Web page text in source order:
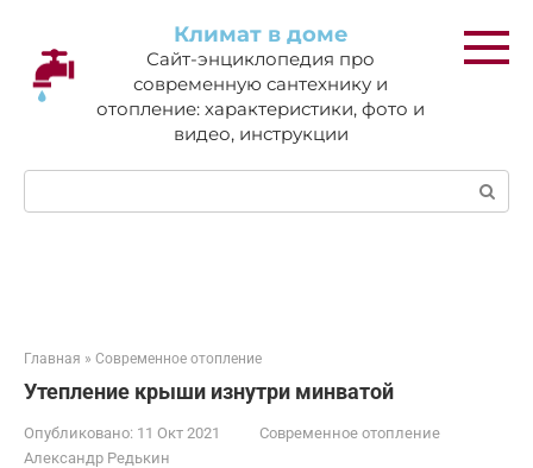
контенту
Климат в доме
Сайт-энциклопедия про
современную сантехнику и
отопление: характеристики, фото и
видео, инструкции
Поиск:
Главная » Современное отопление
Утепление крыши изнутри минватой
Опубликовано: 11 Окт 2021
Современное отопление
Александр Редькин